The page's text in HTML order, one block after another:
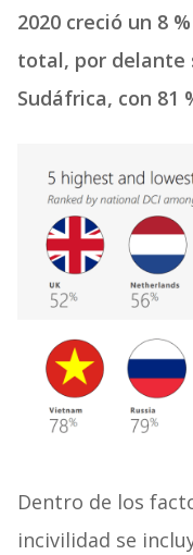
2020 creció un 8
total, por delante
Sudáfrica, con 81
Dentro de los
incivilidad se